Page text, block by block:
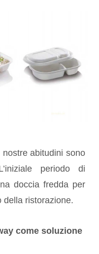
abitudini sono
periodo di
doccia fredda per
della ristorazione.
come soluzione